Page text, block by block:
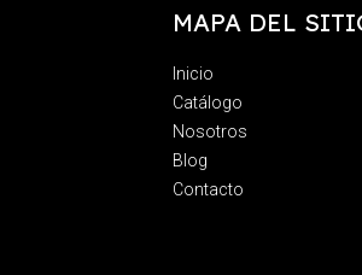
MAPA DEL
Inicio
Catálogo
Nosotros
Blog
Contacto